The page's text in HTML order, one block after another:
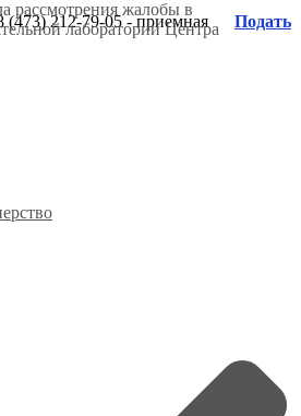
(473) 212-79-05 - приемная
Подать
рассмотрения жалобы в
лаборатории Центра